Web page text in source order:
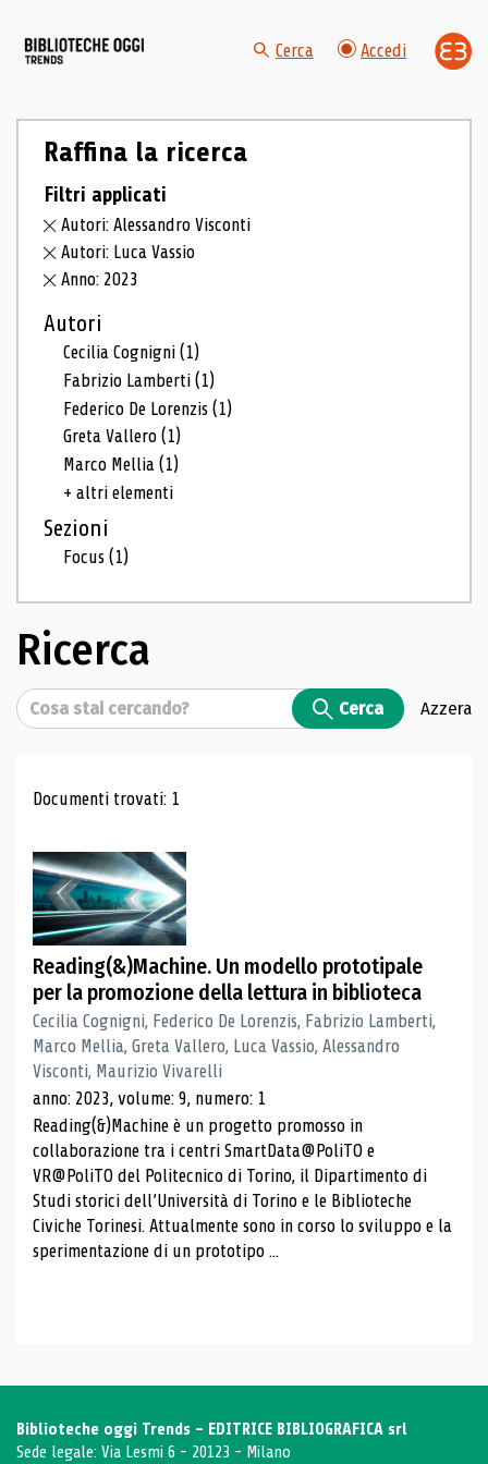
Cerca Accedi
Raffina la ricerca
Filtri applicati
Autori: Alessandro Visconti
Autori: Luca Vassio
Anno: 2023
Autori
Cecilia Cognigni(1)
Fabrizio Lamberti(1)
Federico De Lorenzis(1)
Greta Vallero(1)
Marco Mellia(1)
+ altri elementi
Sezioni
Focus(1)
Ricerca
Cerca Cerca Azzera
Risultati di ricerca
Documenti trovati: 1
Reading(&)Machine. Un modello prototipale
per la promozione della lettura in biblioteca
Cecilia Cognigni, Federico De Lorenzis, Fabrizio Lamberti,
Marco Mellia, Greta Vallero, Luca Vassio, Alessandro
Visconti, Maurizio Vivarelli
anno: 2023, volume: 9, numero: 1
Reading(&)Machine è un progetto promosso in
collaborazione tra i centri SmartData@PoliTO e
VR@PoliTO del Politecnico di Torino, il Dipartimento di
Studi storici dell’Università di Torino e le Biblioteche
Civiche Torinesi. Attualmente sono in corso lo sviluppo e la
sperimentazione di un prototipo ...
Biblioteche oggi Trends - EDITRICE BIBLIOGRAFICA srl
Sede legale: Via Lesmi 6 - 20123 - Milano